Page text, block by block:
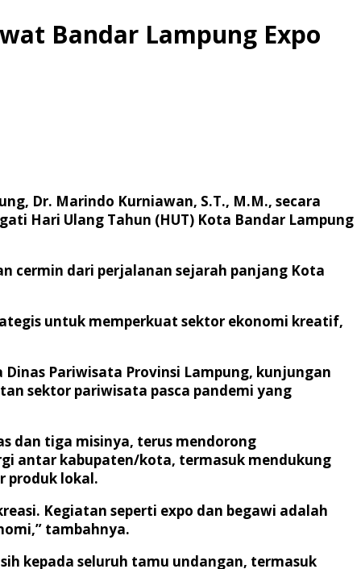
Bandar Lampung Expo
Dr. Marindo Kurniawan, S.T., M.M., secara
Hari Ulang Tahun (HUT) Kota Bandar Lampung
cermin dari perjalanan sejarah panjang Kota
untuk memperkuat sektor ekonomi kreatif,
Pariwisata Provinsi Lampung, kunjungan
sektor pariwisata pasca pandemi yang
dan tiga misinya, terus mendorong
antar kabupaten/kota, termasuk mendukung
produk lokal.
Kegiatan seperti expo dan begawi adalah
tambahnya.
kepada seluruh tamu undangan, termasuk